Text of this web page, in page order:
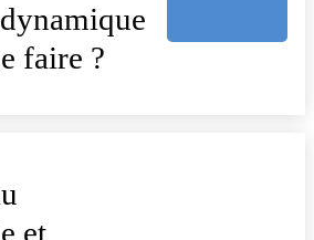
faire ?
et